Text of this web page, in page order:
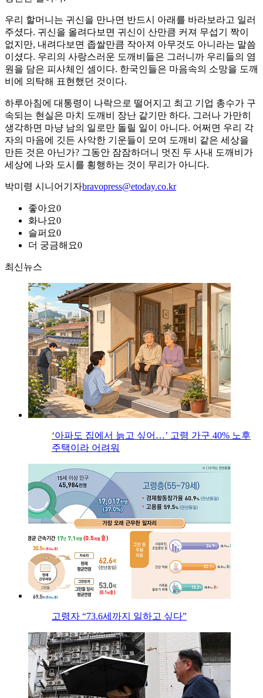
우리 할머니는 귀신을 만나면 반드시 아래를 바라보라고 일러
주셨다. 귀신을 올려다보면 귀신이 산만큼 커져 무섭기 짝이
없지만, 내려다보면 좁쌀만큼 작아져 아무것도 아니라는 말씀
이셨다. 우리의 사랑스러운 도깨비들은 그러니까 우리들의 염
원을 담은 피사체인 셈이다. 한국인들은 마음속의 소망을 도깨
비에 의탁해 표현했던 것이다.
하루아침에 대통령이 나락으로 떨어지고 최고 기업 총수가 구
속되는 현실은 마치 도깨비 장난 같기만 하다. 그러나 가만히
생각하면 마냥 남의 일로만 돌릴 일이 아니다. 어쩌면 우리 각
자의 마음에 깃든 사악한 기운들이 모여 도깨비 같은 세상을
만든 것은 아닌가? 그동안 잠잠하더니 멋진 두 사내 도깨비가
세상에 나와 도시를 횡행하는 것이 무리가 아니다.
박미령 시니어기자bravopress@etoday.co.kr
좋아요0
화나요0
슬퍼요0
더 궁금해요0
최신뉴스
‘아파도 집에서 늙고 싶어…’ 고령 가구 40% 노후
주택이라 어려워
고령자 “73.6세까지 일하고 싶다”